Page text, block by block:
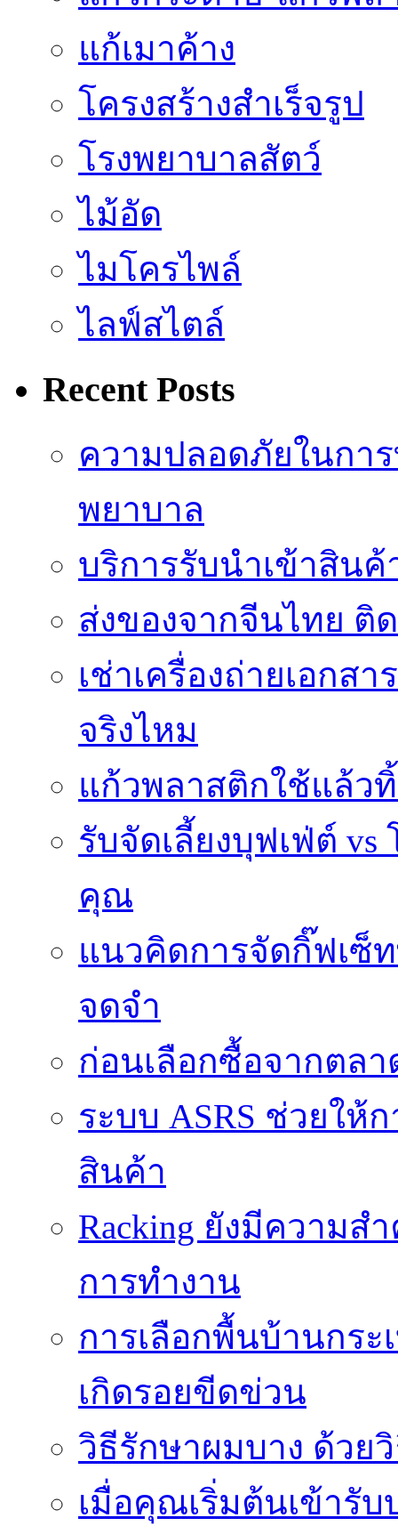
แก้เมาค้าง
โครงสร้างสำเร็จรูป
โรงพยาบาลสัตว์
ไม้อัด
ไมโครไพล์
ไลฟ์สไตล์
Recent Posts
ความปลอดภัยในกา
พยาบาล
บริการรับนำเข้าสิน
ส่งของจากจีนไทย ติ
เช่าเครื่องถ่ายเอกส
จริงไหม
แก้วพลาสติกใช้แล้ว
รับจัดเลี้ยงบุฟเฟ่ต์
คุณ
แนวคิดการจัดกิ๊ฟเซ็
จดจำ
ก่อนเลือกซื้อจากตล
ระบบ ASRS ช่วยให้
สินค้า
Racking ยังมีความ
การทำงาน
การเลือกพื้นบ้านกร
เกิดรอยขีดข่วน
วิธีรักษาผมบาง ด้วย
เมื่อคุณเริ่มต้นเข้ารั